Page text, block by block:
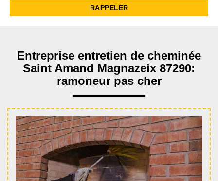
Entreprise entretien de cheminée
Saint Amand Magnazeix 87290:
ramoneur pas cher